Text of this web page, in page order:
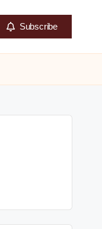
Subscribe